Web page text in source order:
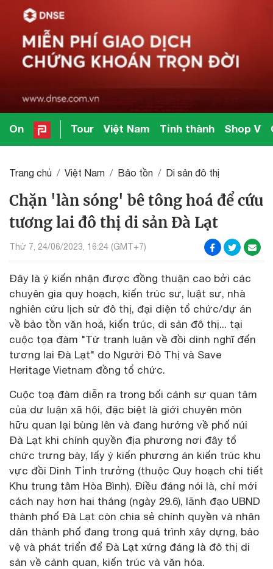
On Tour Việt Nam Tỉnh thành Shop V
Trang chủ Việt Nam Bảo tồn Di sản đô thị
Chặn 'làn sóng' bê tông hoá để cứu
tương lai đô thị di sản Đà Lạt
Thứ 7, 24/06/2023, 16:24 (GMT+7)
Đây là ý kiến nhận được đồng thuận cao bởi các
chuyên gia quy hoạch, kiến trúc sư, luật sư, nhà
nghiên cứu lịch sử đô thị, đại diện tổ chức/dự án
về bảo tồn văn hoá, kiến trúc, di sản đô thị... tại
cuộc tọa đàm "Từ tranh luận về đồi dinh nghĩ đến
tương lai Đà Lạt" do Người Đô Thị và Save
Heritage Vietnam đồng tổ chức.
Cuộc toạ đàm diễn ra trong bối cảnh sự quan tâm
của dư luận xã hội, đặc biệt là giới chuyên môn
hữu quan lại bùng lên và đang hướng về phố núi
Đà Lạt khi chính quyền địa phương nơi đây tổ
chức trưng bày, lấy ý kiến phương án kiến trúc khu
vực đồi Dinh Tỉnh trưởng (thuộc Quy hoạch chi tiết
Khu trung tâm Hòa Bình). Điều đáng nói là, chỉ mới
cách nay hơn hai tháng (ngày 29.6), lãnh đạo UBND
thành phố Đà Lạt còn chia sẻ chính quyền và nhân
dân thành phố đang trong quá trình xây dựng, bảo
vệ và phát triển để Đà Lạt xứng đáng là đô thị di
sản về cảnh quan, kiến trúc và văn hóa.